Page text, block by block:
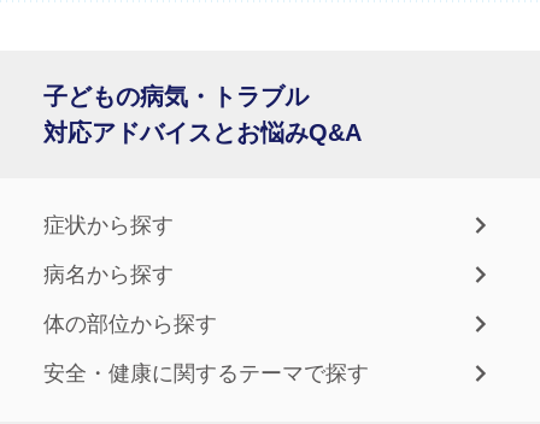
子どもの病気・トラブル
対応アドバイスとお悩みQ&A
症状から探す
病名から探す
体の部位から探す
安全・健康に関するテーマで探す